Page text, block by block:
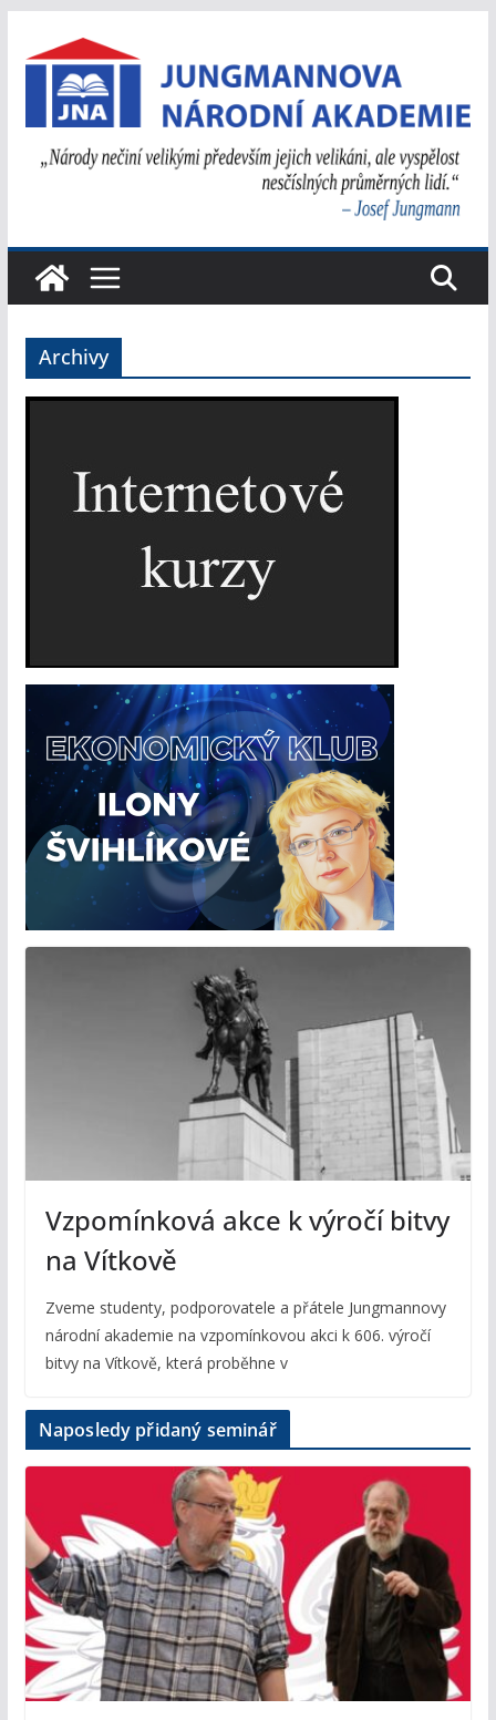
na
obsah
Archivy
Vzpomínková akce k výročí bitvy
na Vítkově
Zveme studenty, podporovatele a přátele Jungmannovy
národní akademie na vzpomínkovou akci k 606. výročí
bitvy na Vítkově, která proběhne v
Naposledy přidaný seminář